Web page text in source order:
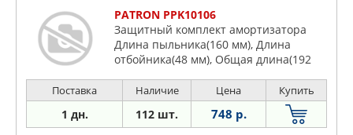
PATRON PPK10106
Защитный комплект амортизатора
Длина пыльника(160 мм), Длина
отбойника(48 мм), Общая длина(192
мм), Диаметр штока амортизатора (20
мм)
Поставка Наличие Цена Купить
1 дн. 112 шт. 748 р.